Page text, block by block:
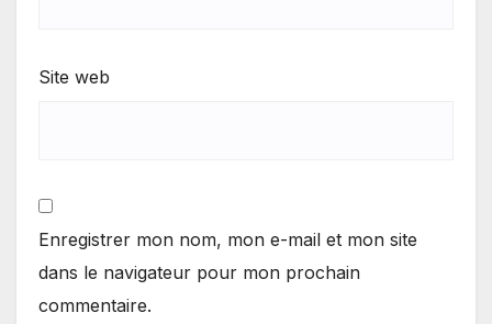
Site web
Enregistrer mon nom, mon e-mail et mon site
dans le navigateur pour mon prochain
commentaire.